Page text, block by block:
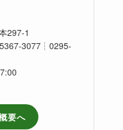
297-1
5367-3077┆0295-
要へ